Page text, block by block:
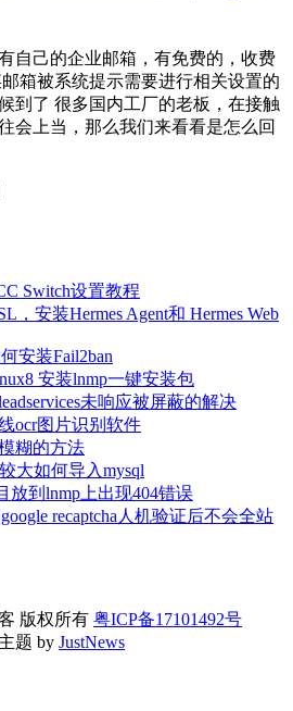
自己的企业邮箱，有免费的，收费
箱被系统提示需要进行相关设置的
到了 很多国内工厂的老板，在接触
会上当，那么我们来看看是怎么回
Switch设置教程
，安装Hermes Agent和 Hermes Web
安装Fail2ban
安装lnmp一键安装包
未响应被屏蔽的解决
ocr图片识别软件
糊的方法
大如何导入mysql
放到lnmp上出现404错误
recaptcha人机验证后不会全站
版权所有 粤ICP备17101492号
题 by JustNews